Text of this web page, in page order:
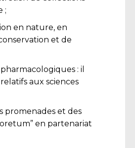
;
en nature, en
et de
: il
aux sciences
promenades et des
en partenariat